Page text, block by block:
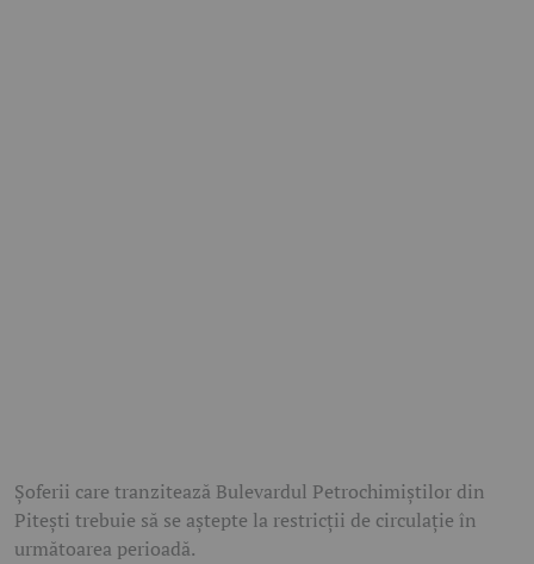
Șoferii care tranzitează Bulevardul Petrochimiștilor din
Pitești trebuie să se aștepte la restricții de circulație în
următoarea perioadă.